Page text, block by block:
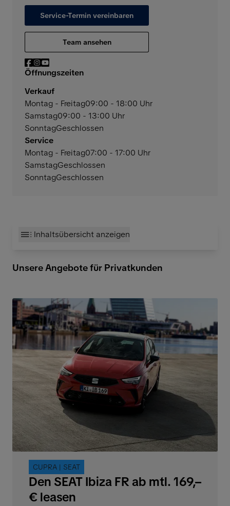
Service-Termin vereinbaren
Team ansehen
Öffnungszeiten
Verkauf
Montag - Freitag09:00 - 18:00 Uhr
Samstag09:00 - 13:00 Uhr
SonntagGeschlossen
Service
Montag - Freitag07:00 - 17:00 Uhr
SamstagGeschlossen
SonntagGeschlossen
Inhaltsübersicht anzeigen
Unsere Angebote für Privatkunden
CUPRA | SEAT
Den SEAT Ibiza FR ab mtl. 169,–
€ leasen